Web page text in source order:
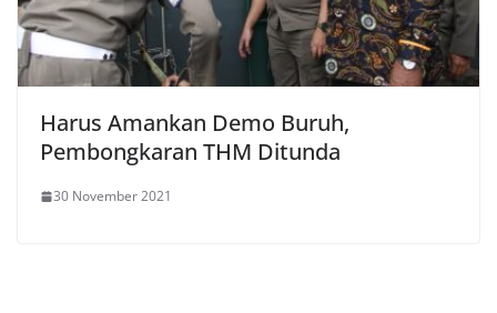
Harus Amankan Demo Buruh,
Pembongkaran THM Ditunda
30 November 2021